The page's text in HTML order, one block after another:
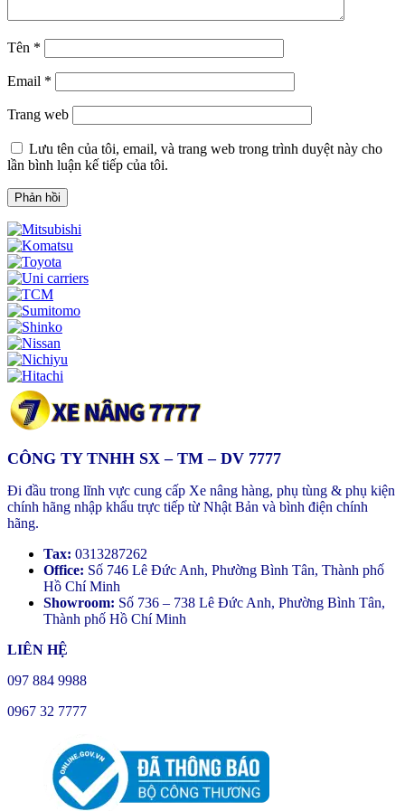
Tên *
Email *
Trang web
Lưu tên của tôi, email, và trang web trong trình duyệt này cho
lần bình luận kế tiếp của tôi.
CÔNG TY TNHH SX – TM – DV 7777
Đi đầu trong lĩnh vực cung cấp Xe nâng hàng, phụ tùng & phụ kiện
chính hãng nhập khẩu trực tiếp từ Nhật Bản và bình điện chính
hãng.
Tax: 0313287262
Office: Số 746 Lê Đức Anh, Phường Bình Tân, Thành phố
Hồ Chí Minh
Showroom: Số 736 – 738 Lê Đức Anh, Phường Bình Tân,
Thành phố Hồ Chí Minh
LIÊN HỆ
097 884 9988
0967 32 7777